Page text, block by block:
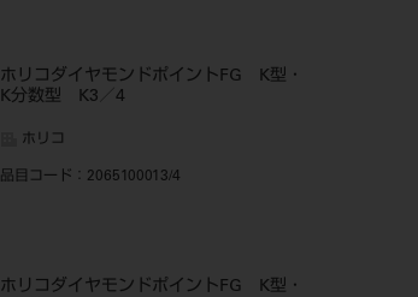
ホリコダイヤモンドポイントFG K型・
K分数型 K3／4
ホリコ
品目コード ：2065100013/4
ホリコダイヤモンドポイントFG K型・